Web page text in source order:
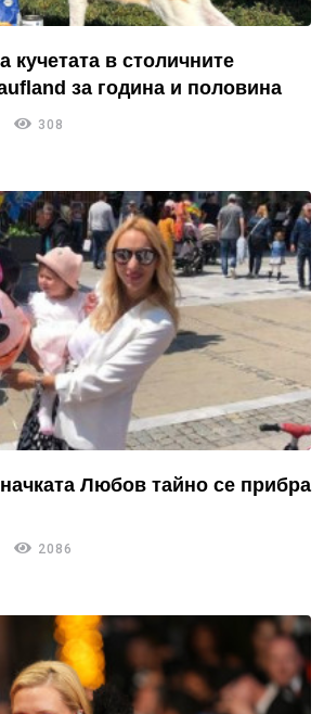
кучетата в столичните
за година и половина
308
Любов тайно се прибра
2086